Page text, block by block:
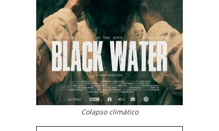
Colapso climático